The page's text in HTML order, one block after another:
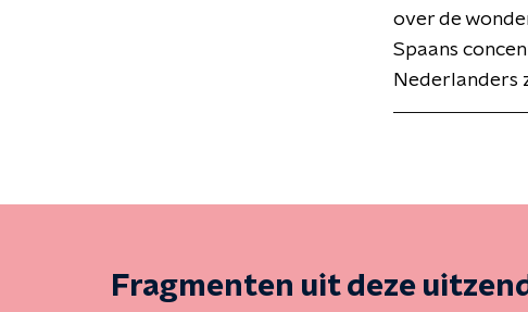
over de
Spaans
Nederlanders
Fragmenten uit deze